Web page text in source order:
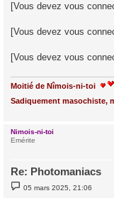
e
[Vous devez vous
[Vous devez vous
[Vous devez vous
Moitié de Nîmois-ni-toi
Sadiquement masochiste,
Nimois-ni-toi
Emérite
Re: Photomaniacs
M
e
05 mars 2025, 21:06